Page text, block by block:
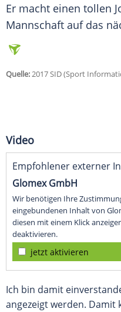
Er macht einen tollen
Mannschaft auf das
Quelle:2017 SID (Sport
Video
Empfohlener externer
Glomex GmbH
Wir benötigen Ihre
eingebundenen Inhalt von
diesen mit einem Klick
deaktivieren.
jetzt aktivieren
Ich bin damit
angezeigt werden. Damit